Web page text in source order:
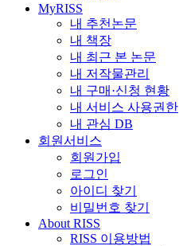
MyRISS
내 추천논문
내 책장
내 최근 본 논문
내 저작물관리
내 구매·신청 현황
내 서비스 사용권한
내 관심 DB
회원서비스
회원가입
로그인
아이디 찾기
비밀번호 찾기
About RISS
RISS 이용방법